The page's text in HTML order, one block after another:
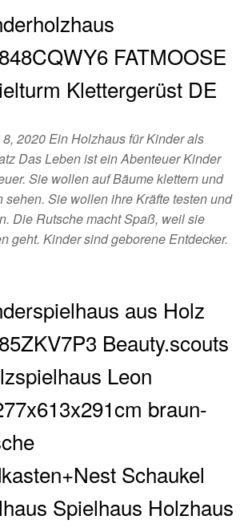
FATMOOSE
Klettergerüst DE
2020 Ein Holzhaus für Kinder als
Das Leben ist ein Abenteuer Kinder
Sie wollen auf Bäume klettern und
sehen. Sie wollen ihre Kräfte testen und
Die Rutsche macht Spaß, weil sie
geht. Kinder sind geborene Entdecker.
aus Holz
Beauty.scouts
Leon
braun-
Schaukel
Spielhaus Holzhaus